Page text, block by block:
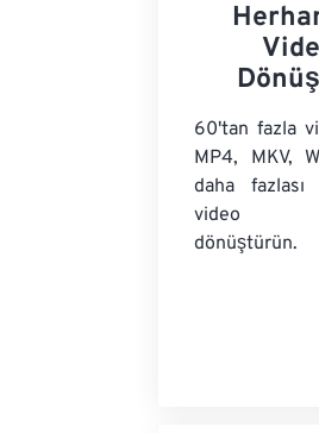
60'tan fazla
MP4, MKV,
daha
video
dönüştürün.